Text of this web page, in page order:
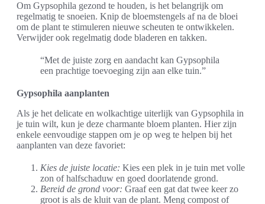
Om Gypsophila gezond te houden, is het belangrijk om
regelmatig te snoeien. Knip de bloemstengels af na de bloei
om de plant te stimuleren nieuwe scheuten te ontwikkelen.
Verwijder ook regelmatig dode bladeren en takken.
“Met de juiste zorg en aandacht kan Gypsophila
een prachtige toevoeging zijn aan elke tuin.”
Gypsophila aanplanten
Als je het delicate en wolkachtige uiterlijk van Gypsophila in
je tuin wilt, kun je deze charmante bloem planten. Hier zijn
enkele eenvoudige stappen om je op weg te helpen bij het
aanplanten van deze favoriet:
Kies de juiste locatie: Kies een plek in je tuin met volle
zon of halfschaduw en goed doorlatende grond.
Bereid de grond voor: Graaf een gat dat twee keer zo
groot is als de kluit van de plant. Meng compost of